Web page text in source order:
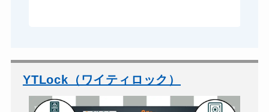
YTLock（ワイティロック）